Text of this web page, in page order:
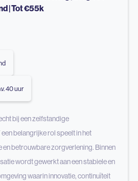
| Tot €55k
40 uur
bij een zelfstandige
belangrijke rol speelt in het
en betrouwbare zorgverlening. Binnen
wordt gewerkt aan een stabiele en
waarin innovatie, continuïteit